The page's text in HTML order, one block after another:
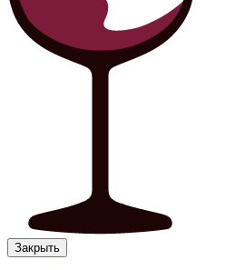
Закрыть